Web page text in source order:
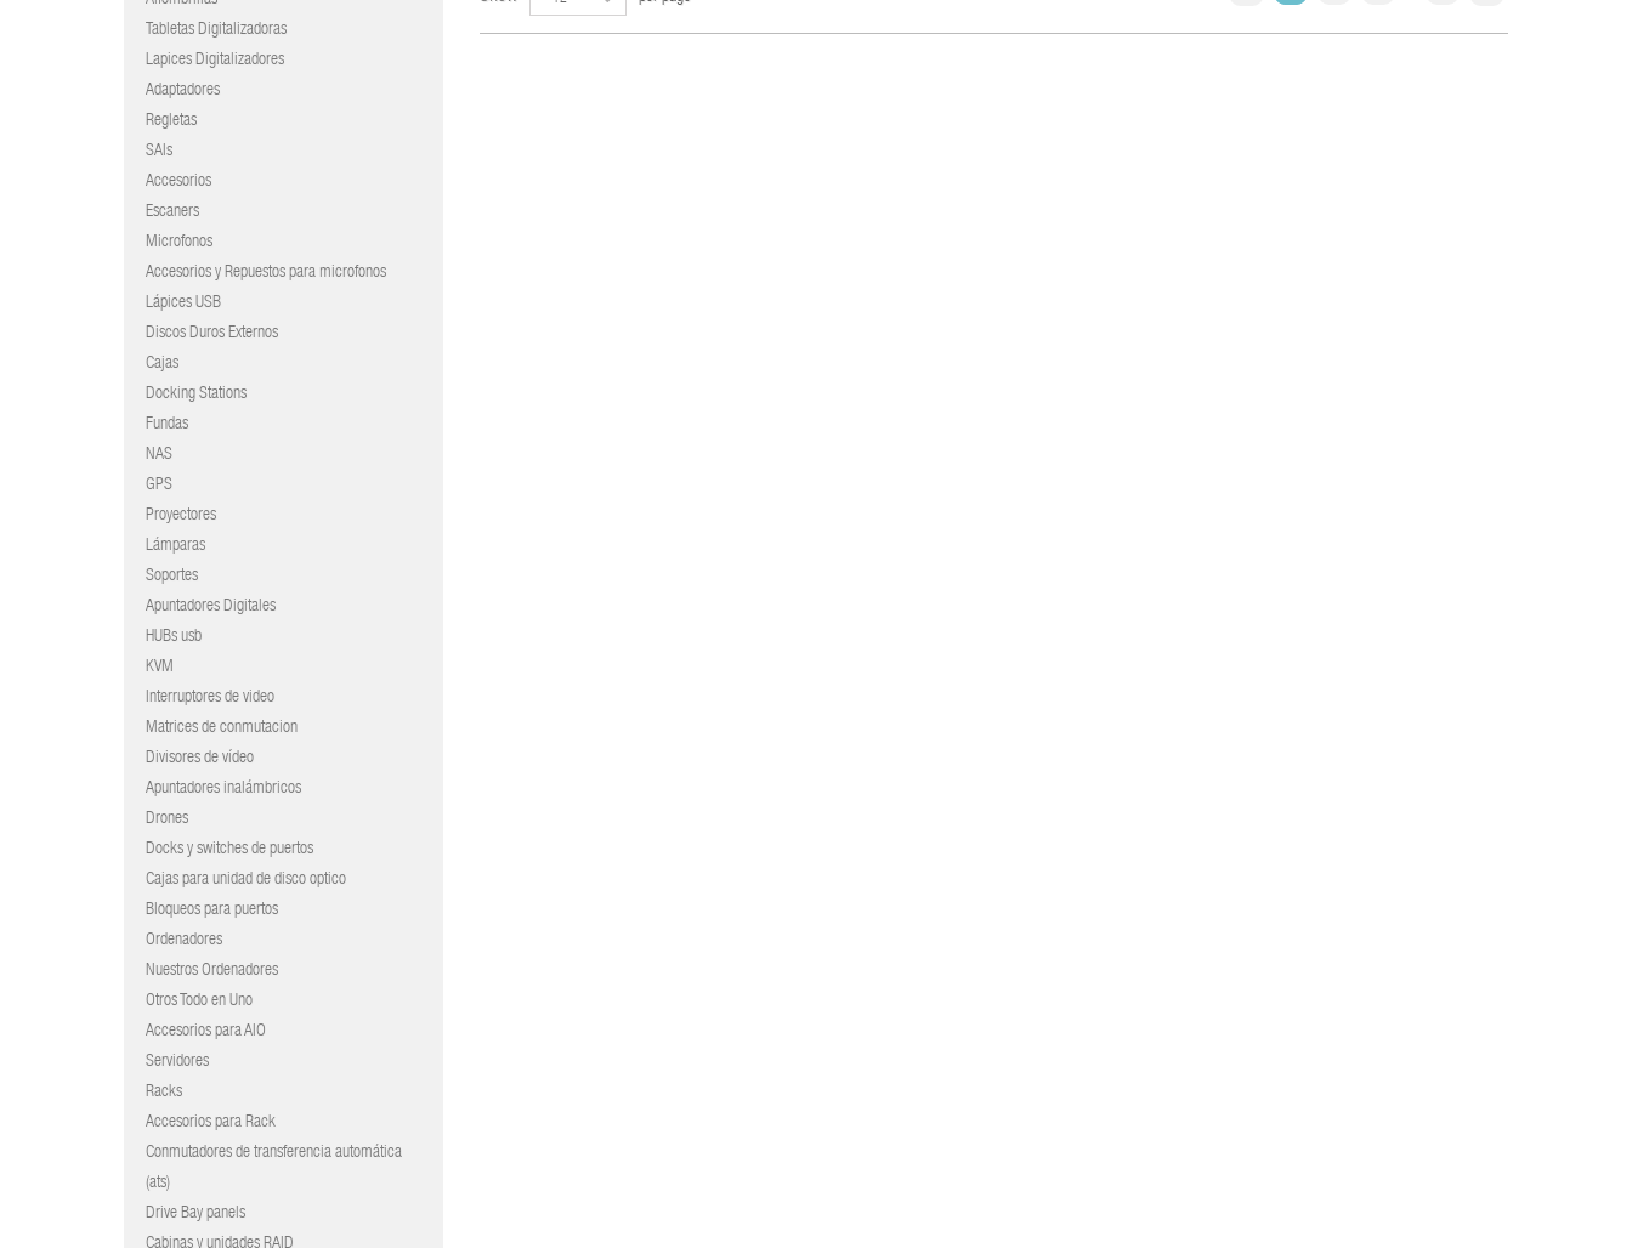
Tabletas Digitalizadoras
Lapices Digitalizadores
Adaptadores
Regletas
SAIs
Accesorios
Escaners
Microfonos
Accesorios y Repuestos para microfonos
Lápices USB
Discos Duros Externos
Cajas
Docking Stations
Fundas
NAS
GPS
Proyectores
Lámparas
Soportes
Apuntadores Digitales
HUBs usb
KVM
Interruptores de video
Matrices de conmutacion
Divisores de vídeo
Apuntadores inalámbricos
Drones
Docks y switches de puertos
Cajas para unidad de disco optico
Bloqueos para puertos
Ordenadores
Nuestros Ordenadores
Otros Todo en Uno
Accesorios para AIO
Servidores
Racks
Accesorios para Rack
Conmutadores de transferencia automática
(ats)
Drive Bay panels
Cabinas y unidades RAID